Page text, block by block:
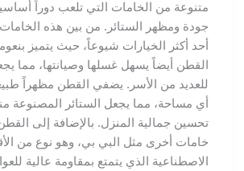
متنوعة من الخامات التي تلعب دوراً أساسياً
جودة ومظهر الستائر. من بين هذه الخامات،
أحد أكثر الخيارات شيوعاً، حيث يتميز بنعومته
القطن أيضاً يسهل غسلها وصيانتها، مما يجعله
للعديد من الأسر. يضفي القطن مظهراً طبيعياً
أي مساحة، مما يجعل الستائر المصنوعة منه
تحسين جمالية المنزل. بالإضافة إلى القطن،
خامات أخرى مثل البي بي، وهو نوع من
الاصطناعية الذي يتمتع بمقاومة عالية